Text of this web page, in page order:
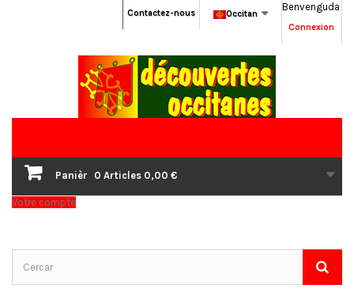
Benvenguda
Connexion
Occitan
Contactez-nous
Panièr 0 Articles 0,00 €
Votre compte